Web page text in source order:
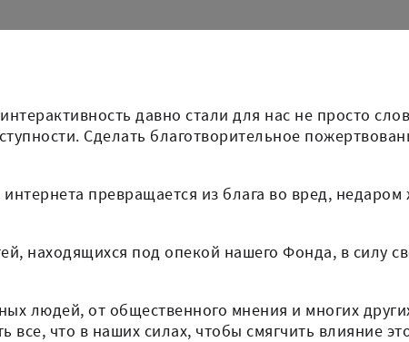
давно стали для нас не просто
Сделать благотворительное
превращается из блага во вред,
находящихся под опекой нашего Фонда, в силу
людей, от общественного мнения и многих
все, что в наших силах, чтобы смягчить влияние